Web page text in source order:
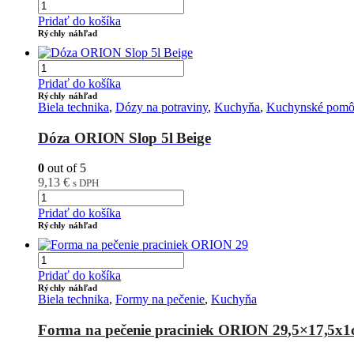
Pridať do košíka
Rýchly náhľad
Pridať do košíka
Rýchly náhľad
Biela technika, Dózy na potraviny, Kuchyňa, Kuchynské
Dóza ORION Slop 5l Beige
0 out of 5
9,13 € s DPH
Pridať do košíka
Rýchly náhľad
Pridať do košíka
Rýchly náhľad
Biela technika, Formy na pečenie, Kuchyňa
Forma na pečenie praciniek ORION